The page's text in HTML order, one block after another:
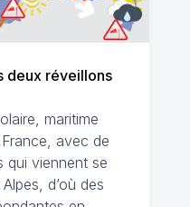
deux réveillons
maritime
avec de
qui viennent se
d’où des